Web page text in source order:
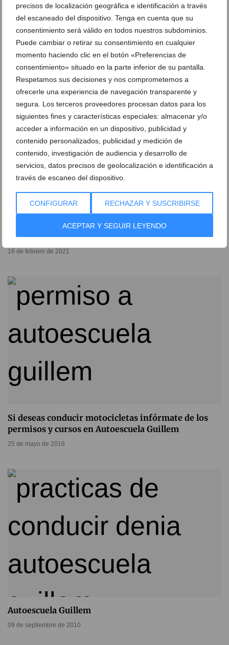
precisos de localización geográfica e identificación a través
del escaneado del dispositivo. Tenga en cuenta que su
consentimiento será válido en todos nuestros subdominios.
Puede cambiar o retirar su consentimiento en cualquier
momento haciendo clic en el botón «Preferencias de
consentimiento» situado en la parte inferior de su pantalla.
Respetamos sus decisiones y nos comprometemos a
ofrecerle una experiencia de navegación transparente y
segura. Los terceros proveedores procesan datos para los
siguientes fines y características especiales: almacenar y/o
acceder a información en un dispositivo, publicidad y
contenido personalizados, publicidad y medición de
contenido, investigación de audiencia y desarrollo de
servicios, datos precisos de geolocalización e identificación a
través de escaneo del dispositivo.
CONFIGURAR RECHAZAR Y SUSCRIBIRSE
ACEPTAR Y SEGUIR LEYENDO
Tu carnet de moto en Dénia de la forma más amena
con Autoescuela Guillem
14 de abril de 2021
Haz prácticas con un coche automático en
Autoescuela Guillem
16 de febrero de 2021
Si deseas conducir motocicletas infórmate de los
permisos y cursos en Autoescuela Guillem
25 de mayo de 2016
Autoescuela Guillem
09 de septiembre de 2010